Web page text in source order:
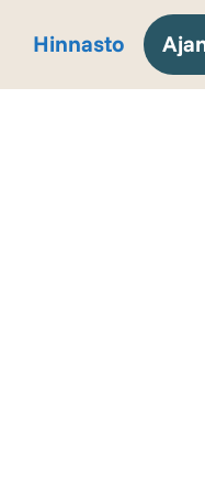
Hinnasto